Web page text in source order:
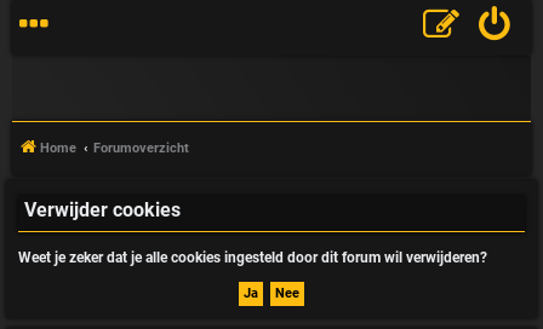
V
Home Forumoverzicht
Verwijder cookies
Weet je zeker dat je alle cookies ingesteld door dit forum wil verwijderen?